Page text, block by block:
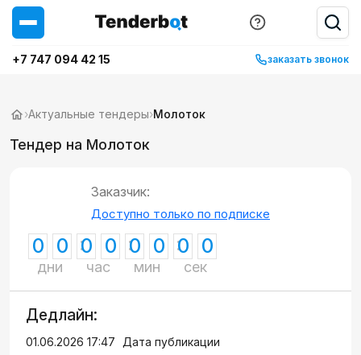
+7 747 094 42 15 заказать звонок
›Актуальные тендеры›Молоток
Тендер на Молоток
Заказчик:
Доступно только по подписке
0 0
дни
0 0
час
0 0
мин
0 0
сек
Дедлайн:
01.06.2026 17:47
Дата публикации